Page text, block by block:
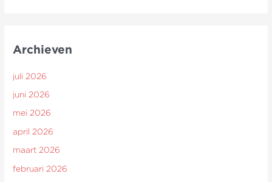
Archieven
juli 2026
juni 2026
mei 2026
april 2026
maart 2026
februari 2026